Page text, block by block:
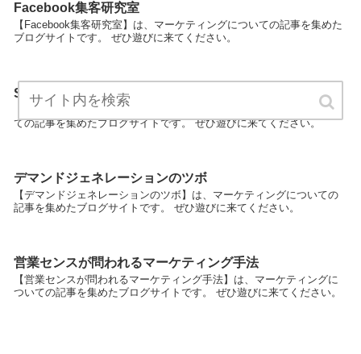
Facebook集客研究室
【Facebook集客研究室】は、マーケティングについての記事を集めた
ブログサイトです。 ぜひ遊びに来てください。
SEO集客は難しいって誰が決めた？！
【SEO集客は難しいって誰が決めた？！】は、マーケティングについ
ての記事を集めたブログサイトです。 ぜひ遊びに来てください。
デマンドジェネレーションのツボ
【デマンドジェネレーションのツボ】は、マーケティングについての
記事を集めたブログサイトです。 ぜひ遊びに来てください。
営業センスが問われるマーケティング手法
【営業センスが問われるマーケティング手法】は、マーケティングに
ついての記事を集めたブログサイトです。 ぜひ遊びに来てください。